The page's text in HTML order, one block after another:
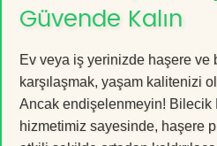
Güvende Kalın
Ev veya iş yerinizde haşere ve
karşılaşmak, yaşam kalitenizi
Ancak endişelenmeyin! Bilecik
hizmetimiz sayesinde, haşere